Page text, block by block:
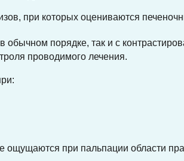
при которых оцениваются
порядке, так и с
проводимого лечения.
ощущаются при пальпации области